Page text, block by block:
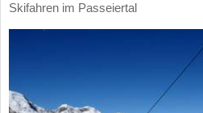
Skifahren im Passeiertal